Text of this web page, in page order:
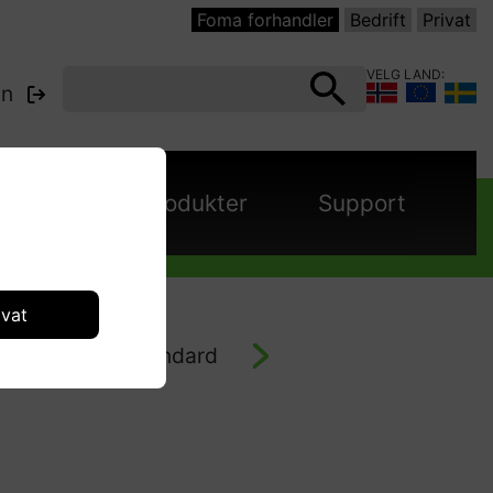
Foma forhandler Bedrift Privat
VELG LAND:
Produkter Support
Tilbehør - Standard